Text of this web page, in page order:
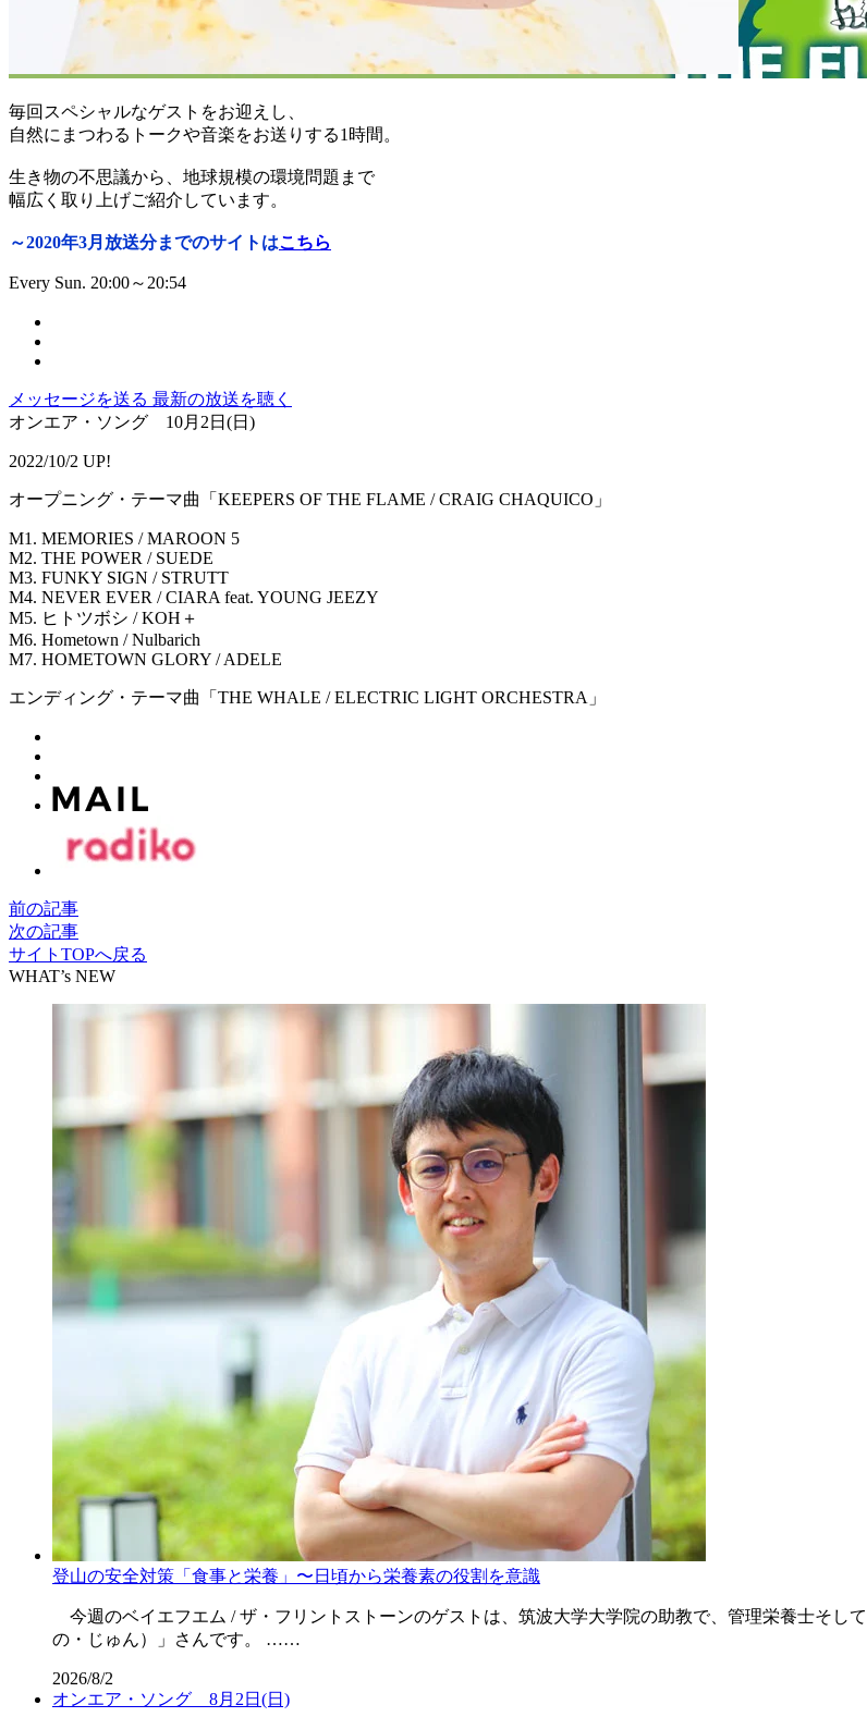
毎回スペシャルなゲストをお迎えし、
自然にまつわるトークや音楽をお送りする1時間。
生き物の不思議から、地球規模の環境問題まで
幅広く取り上げご紹介しています。
～2020年3月放送分までのサイトはこちら
Every Sun. 20:00～20:54
メッセージを送る 最新の放送を聴く
オンエア・ソング 10月2日(日)
2022/10/2 UP!
オープニング・テーマ曲「KEEPERS OF THE FLAME / CRAIG CHAQUICO」
M1. MEMORIES / MAROON 5
M2. THE POWER / SUEDE
M3. FUNKY SIGN / STRUTT
M4. NEVER EVER / CIARA feat. YOUNG JEEZY
M5. ヒトツボシ / KOH＋
M6. Hometown / Nulbarich
M7. HOMETOWN GLORY / ADELE
エンディング・テーマ曲「THE WHALE / ELECTRIC LIGHT ORCHESTRA」
前の記事
次の記事
サイトTOPへ戻る
WHAT’s NEW
登山の安全対策「食事と栄養」〜日頃から栄養素の役割を意識
今週のベイエフエム / ザ・フリントストーンのゲストは、筑波大学大学院の助教で、管理栄養士そし
の・じゅん）」さんです。 ……
2026/8/2
オンエア・ソング 8月2日(日)